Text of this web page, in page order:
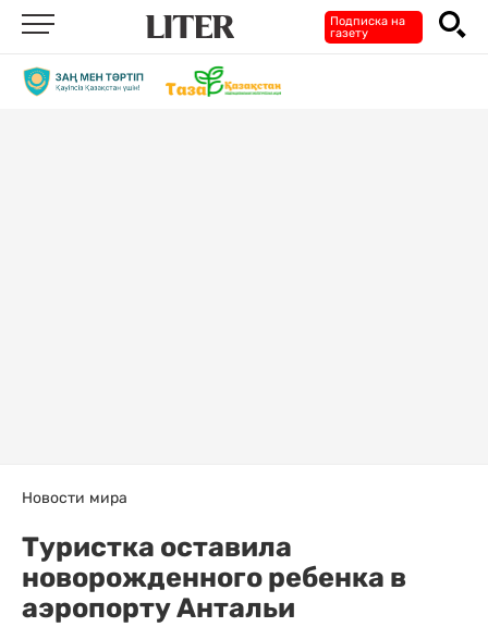
Подписка на
газету
Новости мира
Туристка оставила
новорожденного ребенка в
аэропорту Антальи